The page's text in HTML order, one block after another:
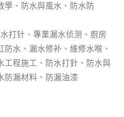
學 、 防水與風水 、 防水防
打针 、 專業漏水侦测 、 廚房
防水 、 漏水修补 、 維修水喉 、
工程施工 、 防水打針 、 防水與
防漏材料 、 防漏油漆